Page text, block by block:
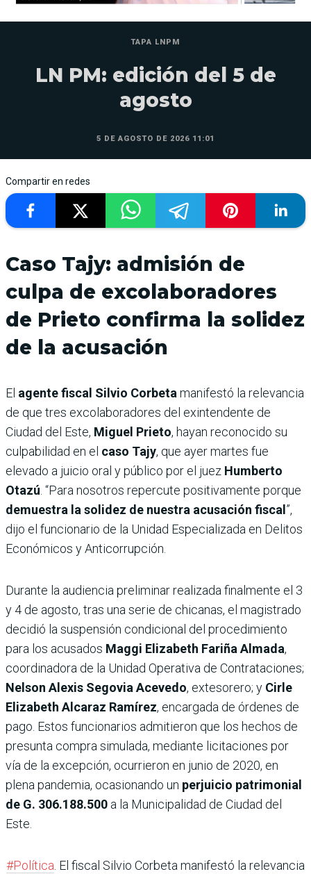
TAPA LNPM
LN PM: edición del 5 de
agosto
5 DE AGOSTO DE 2026 11:01
Compartir en redes
Caso Tajy: admisión de
culpa de excolaboradores
de Prieto confirma la solidez
de la acusación
El agente fiscal Silvio Corbetamanifestó la relevancia
de que tres excolaboradores del exintendente de
Ciudad del Este, Miguel Prieto, hayan reconocido su
culpabilidad en el caso Tajy, que ayer martes fue
elevado a juicio oral y público por el juez Humberto
Otazú. “Para nosotros repercute positivamente porque
demuestra la solidez de nuestra acusación fiscal ”,
dijo el funcionario de la Unidad Especializada en Delitos
Económicos y Anticorrupción.
Durante la audiencia preliminar realizada finalmente el 3
y 4 de agosto, tras una serie de chicanas, el magistrado
decidió la suspensión condicional del procedimiento
para los acusados Maggi Elizabeth Fariña Almada,
coordinadora de la Unidad Operativa de Contrataciones;
Nelson Alexis Segovia Acevedo, extesorero; y Cirle
Elizabeth Alcaraz Ramírez, encargada de órdenes de
pago. Estos funcionarios admitieron que los hechos de
presunta compra simulada, mediante licitaciones por
vía de la excepción, ocurrieron en junio de 2020, en
plena pandemia, ocasionando un perjuicio patrimonial
de G. 306.188.500 a la Municipalidad de Ciudad del
Este.
#Política. El fiscal Silvio Corbeta manifestó la relevancia